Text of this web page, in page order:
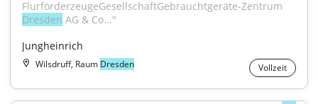
Dresden AG & Co..."
Jungheinrich
Wilsdruff, Raum Dresden Vollzeit